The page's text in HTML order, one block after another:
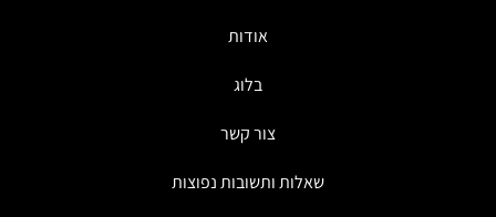
אודות
בלוג
צור קשר
שאלות ותשובות נפוצות